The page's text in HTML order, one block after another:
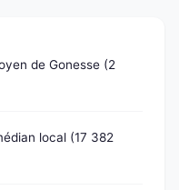
de Gonesse (2
local (17 382